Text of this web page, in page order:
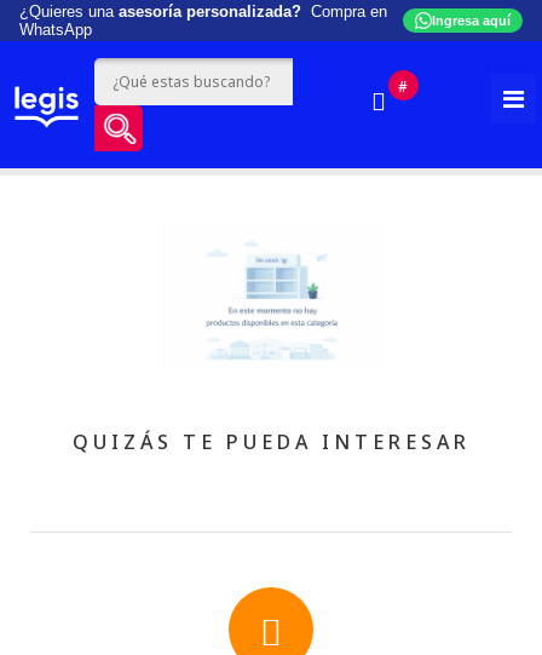
¿Quieres una asesoría personalizada? Compra en
WhatsApp
Ingresa aquí
#
QUIZÁS TE PUEDA INTERESAR